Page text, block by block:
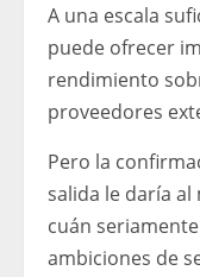
A una escala
puede ofrecer
rendimiento
proveedores
Pero la
salida le daría
cuán
ambiciones de